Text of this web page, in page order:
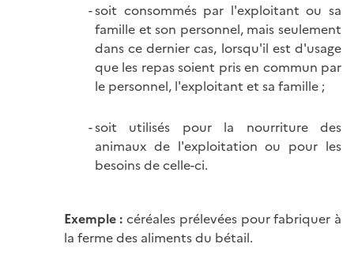
soit consommés par l'exploitant ou sa
famille et son personnel, mais seulement
dans ce dernier cas, lorsqu'il est d'usage
que les repas soient pris en commun par
le personnel, l'exploitant et sa famille ;
soit utilisés pour la nourriture des
animaux de l'exploitation ou pour les
besoins de celle-ci.
Exemple : céréales prélevées pour fabriquer à
la ferme des aliments du bétail.